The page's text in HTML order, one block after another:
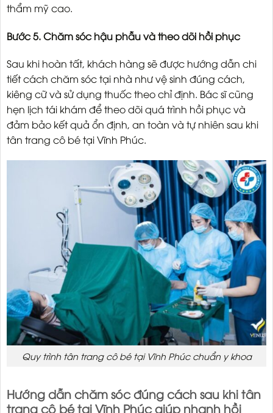
thẩm mỹ cao.
Bước 5. Chăm sóc hậu phẫu và theo dõi hồi phục
Sau khi hoàn tất, khách hàng sẽ được hướng dẫn chi
tiết cách chăm sóc tại nhà như vệ sinh đúng cách,
kiêng cữ và sử dụng thuốc theo chỉ định. Bác sĩ cũng
hẹn lịch tái khám để theo dõi quá trình hồi phục và
đảm bảo kết quả ổn định, an toàn và tự nhiên sau khi
tân trang cô bé tại Vĩnh Phúc.
Quy trình tân trang cô bé tại Vĩnh Phúc chuẩn y khoa
Hướng dẫn chăm sóc đúng cách sau khi tân
trang cô bé tại Vĩnh Phúc giúp nhanh hồi